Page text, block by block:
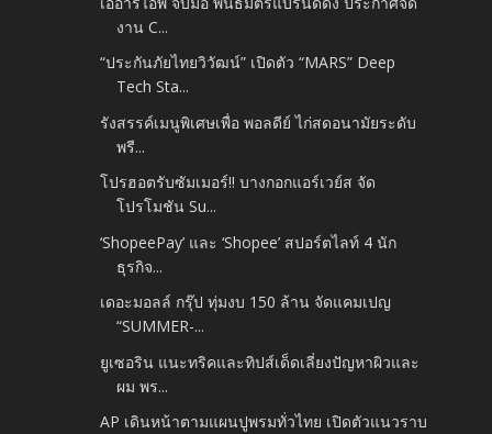
งาน C...
“ประกันภัยไทยวิวัฒน์” เปิดตัว “MARS” Deep
Tech Sta...
รังสรรค์เมนูพิเศษเพื่อ พอลดีย์ ไก่สดอนามัยระดับ
พรี...
โปรฮอตรับซัมเมอร์!! บางกอกแอร์เวย์ส จัด
โปรโมชัน Su...
‘ShopeePay’ และ ‘Shopee’ สปอร์ตไลท์ 4 นัก
ธุรกิจ...
เดอะมอลล์ กรุ๊ป ทุ่มงบ 150 ล้าน จัดแคมเปญ
“SUMMER-...
ยูเซอริน แนะทริคและทิปส์เด็ดเลี่ยงปัญหาผิวและ
ผม พร...
AP เดินหน้าตามแผนปูพรมทั่วไทย เปิดตัวแนวราบ